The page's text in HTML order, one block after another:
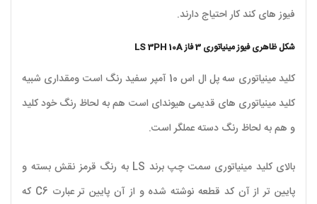
فیوز های کند کار احتیاج دارند.
شکل ظاهری فیوز مینیاتوری 3 فاز LS 3PH 10A
کلید مینیاتوری سه پل ال اس 10 آمپر سفید رنگ است ومقداری شبیه
کلید مینیاتوری های قدیمی هیوندای است هم به لحاظ رنگ خود کلید
و هم به لحاظ رنگ دسته عملگر است.
بالای کلید مینیاتوری سمت چپ برند LS به رنگ قرمز نقش بسته و
پایین تر از آن کد قطعه نوشته شده و از آن پایین تر عبارت C6 که